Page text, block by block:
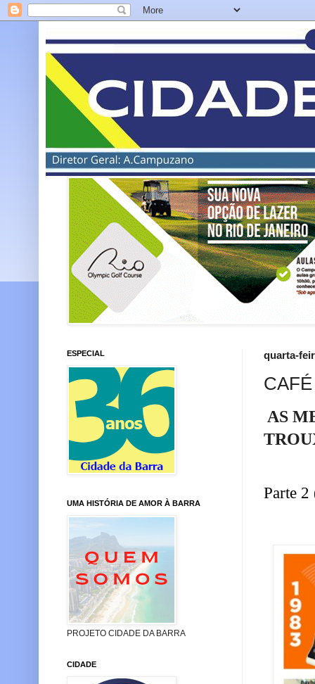
quarta-
AS
Parte 2
ESPECIAL
UMA HISTÓRIA DE AMOR À BARRA
PROJETO CIDADE DA BARRA
CIDADE